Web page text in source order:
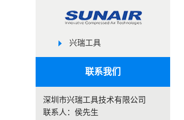
兴瑞工具
联系我们
深圳市兴瑞工具技术有限公司
联系人：侯先生